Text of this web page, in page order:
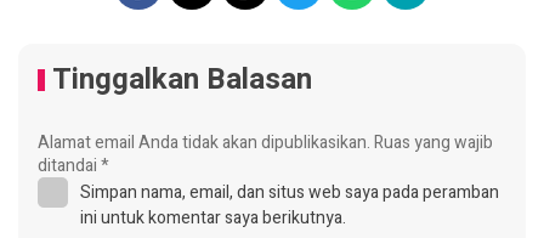
Tinggalkan Balasan
Alamat email Anda tidak akan dipublikasikan.Ruas yang wajib
ditandai*
Simpan nama, email, dan situs web saya pada peramban
ini untuk komentar saya berikutnya.